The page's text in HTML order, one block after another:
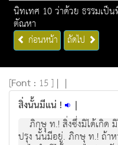
นิทเทศ 10 ว่าด้วย ธรรมเป็
ตัณหา
ก่อนหน้า ถัดไป
[Font : 15 ] | |
สิ่งนั้นมีแน่ ! |
ภิกษุุ ท.! สิ่งซึ่งมิได้เกิด
ปรุง นั้นมีอยู่. ภิกษุ ท.! ถ้าห